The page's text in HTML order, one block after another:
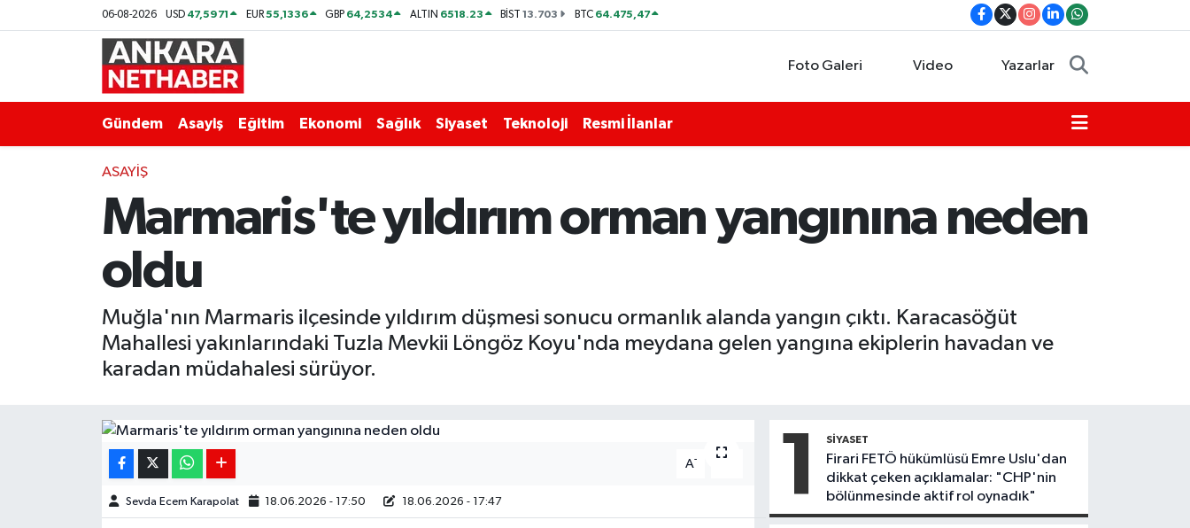
06-08-2026 USD 47,5971 EUR55,1336 GBP 64,2534 ALTIN 6518.23 BİST13.703 BTC 64.475,47
Foto Galeri Video Yazarlar
Gündem Asayiş Eğitim Ekonomi Sağlık Siyaset Teknoloji Resmi İlanlar
ASAYIŞ
Marmaris'te yıldırım orman yangınına neden
oldu
Muğla'nın Marmaris ilçesinde yıldırım düşmesi sonucu ormanlık alanda yangın çıktı. Karacasöğüt
Mahallesi yakınlarındaki Tuzla Mevkii Löngöz Koyu'nda meydana gelen yangına ekiplerin havadan ve
karadan müdahalesi sürüyor.
A-
Sevda Ecem Karapolat 18.06.2026 - 17:50 18.06.2026 - 17:47 1 SIYASET
Firari FETÖ hükümlüsü Emre Uslu'dan
dikkat çeken açıklamalar: "CHP'nin
bölünmesinde aktif rol oynadık"
Ekonomi
Kim Kimdir Nereli
Resmi İlanlar
Teknoloji
Ankara Hava Durumu
Tüm Manşetler
Son Dakika Haberleri
Haber Arşivi